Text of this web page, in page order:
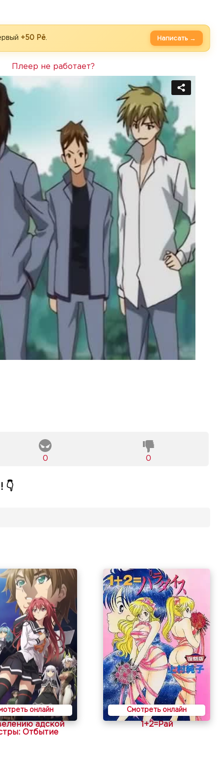
+50 Рё Написать →
Плеер не работает?
0 0
онлайн
адской
Отбытие
Смотреть онлайн
1+2=Рай